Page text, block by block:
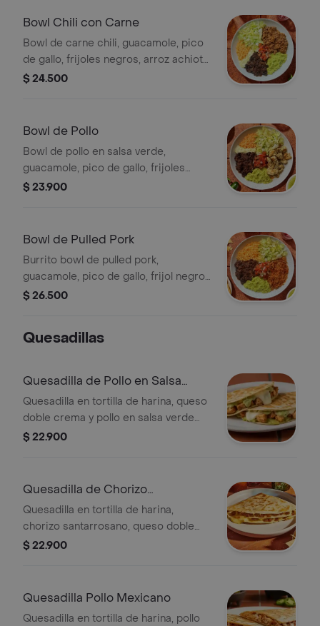
Bowl Chili con Carne
Bowl de carne chili, guacamole, pico
de gallo, frijoles negros, arroz achiote,
lechuga y salsa verde Burritos & Co.
$ 24.500
Bowl de Pollo
Bowl de pollo en salsa verde,
guacamole, pico de gallo, frijoles
negros, arroz achiote y lechuga.
$ 23.900
Bowl de Pulled Pork
Burrito bowl de pulled pork,
guacamole, pico de gallo, frijol negro,
arroz achiote y lechuga.
$ 26.500
Quesadillas
Quesadilla de Pollo en Salsa
Verde
Quesadilla en tortilla de harina, queso
doble crema y pollo en salsa verde
Burritos & Co.
$ 22.900
Quesadilla de Chorizo
Santarrossano
Quesadilla en tortilla de harina,
chorizo santarrosano, queso doble
crema y salsa verde Burritos & Co.
$ 22.900
Quesadilla Pollo Mexicano
Quesadilla en tortilla de harina, pollo